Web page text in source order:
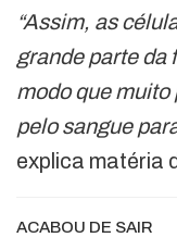
“Assim, as
grande parte da
modo que muito
pelo sangue
explica matéria
ACABOU DE SAIR